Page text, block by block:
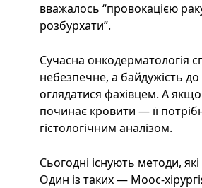
вважалось “провокацією
розбурхати”.
Сучасна онкодерматологія
небезпечне, а байдужість
оглядатися фахівцем. А
починає кровити — її
гістологічним аналізом.
Сьогодні існують методи,
Один із таких — Моос-